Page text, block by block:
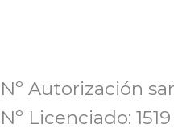
Nº Autorización
Nº Licenciado: